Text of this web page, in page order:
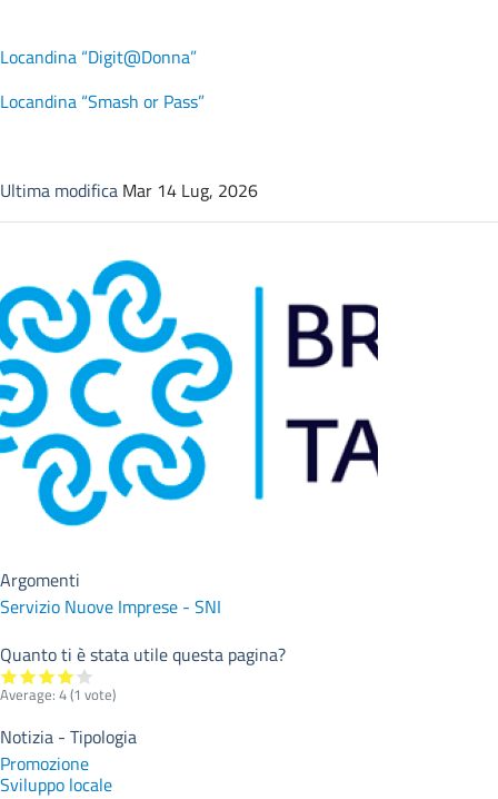
Locandina “Digit@Donna”
Locandina “Smash or Pass”
Ultima modifica Mar 14 Lug, 2026
Argomenti
Servizio Nuove Imprese - SNI
Quanto ti è stata utile questa pagina?
Average: 4(1 vote)
Notizia - Tipologia
Promozione
Sviluppo locale